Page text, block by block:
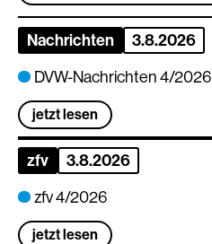
DVW-Nachrichten 4/2026
Nachrichten 3.8.2026
jetzt lesen
zfv 4/2026
zfv 3.8.2026
jetzt lesen